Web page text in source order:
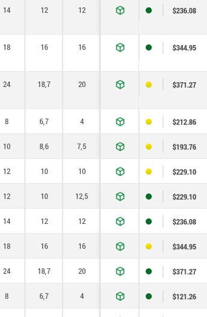
14 12 12 $236.08
18 16 16 $344.95
24 18,7 20 $371.27
8 6,7 4 $212.86
10 8,6 7,5 $193.76
12 10 10 $229.10
12 10 12,5 $229.10
14 12 12 $236.08
18 16 16 $344.95
24 18,7 20 $371.27
8 6,7 4 $121.26